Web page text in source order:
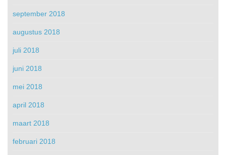
september 2018
augustus 2018
juli 2018
juni 2018
mei 2018
april 2018
maart 2018
februari 2018